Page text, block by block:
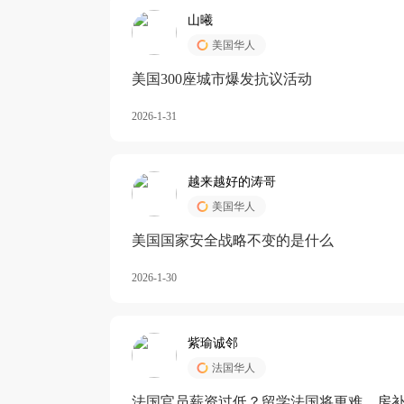
山曦
美国华人
美国300座城市爆发抗议活动
2026-1-31
越来越好的涛哥
美国华人
美国国家安全战略不变的是什么
2026-1-30
紫瑜诚邻
法国华人